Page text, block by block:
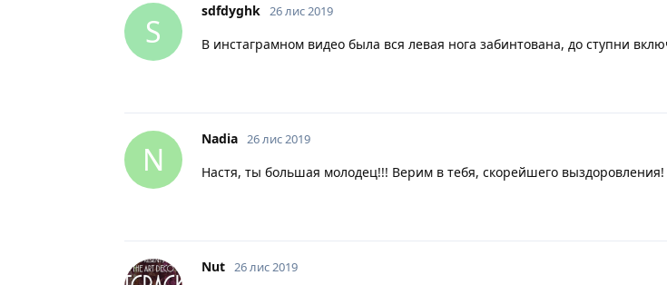
S
sdfdyghk 26 лис 2019
В инстаграмном видео была вся левая нога забинтована, до ступни
N
Nadia 26 лис 2019
Настя, ты большая молодец!!! Верим в тебя, скорейшего выздоровления!
Nut 26 лис 2019